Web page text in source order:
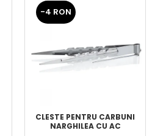
-4 RON
CLESTE PENTRU CARBUNI
NARGHILEA CU AC